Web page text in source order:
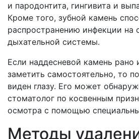
и пародонтита, гингивита и
Кроме того, зубной камень
распространению инфекции на
дыхательной системы.
Если наддесневой камень
заметить самостоятельно, то
виден глазу. Его может
стоматолог по косвенным
осмотра с помощью
Методы